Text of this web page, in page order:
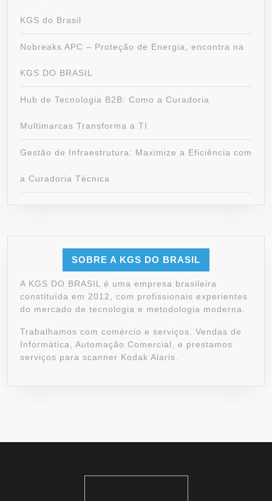
KGS do Brasil
Nobreaks APC – Proteção de Energia, encontra na
KGS DO BRASIL
Hub de Tecnologia B2B: Como a Curadoria
Multimarcas Transforma a TI
Gestão de Infraestrutura: Maximize a Eficiência com
a Curadoria Técnica
SOBRE A KGS DO BRASIL
A KGS DO BRASIL é uma empresa brasileira
constituída em 2012, com profissionais experientes
do mercado de tecnologia e metodologia moderna.
Trabalhamos com comércio e serviços. Vendas de
Informática, Automação Comercial, e prestamos
serviços para scanner Kodak Alaris.